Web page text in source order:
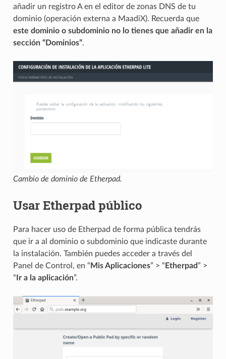
añadir un registro A en el editor de zonas DNS de tu
dominio (operación externa a MaadiX). Recuerda que
este dominio o subdominio no lo tienes que añadir en la
sección “Dominios”.
Cambio de dominio de Etherpad.
Usar Etherpad público
Para hacer uso de Etherpad de forma pública tendrás
que ir a al dominio o subdominio que indicaste durante
la instalación. También puedes acceder a través del
Panel de Control, en “ Mis Aplicaciones” > “ Etherpad ” >
“ Ir a la aplicación”.